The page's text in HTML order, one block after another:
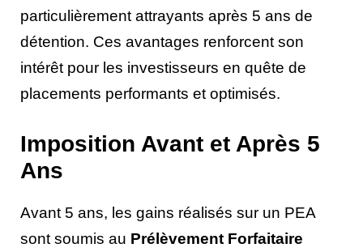
particulièrement attrayants après 5 ans de
détention. Ces avantages renforcent son
intérêt pour les investisseurs en quête de
placements performants et optimisés.
Imposition Avant et Après 5
Ans
Avant 5 ans, les gains réalisés sur un PEA
sont soumis au Prélèvement Forfaitaire